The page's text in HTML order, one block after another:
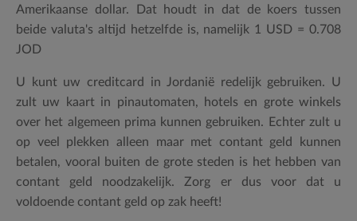
Amerikaanse dollar. Dat houdt in dat de koers tussen
beide valuta's altijd hetzelfde is, namelijk 1 USD = 0.708
JOD
U kunt uw creditcard in Jordanië redelijk gebruiken. U
zult uw kaart in pinautomaten, hotels en grote winkels
over het algemeen prima kunnen gebruiken. Echter zult u
op veel plekken alleen maar met contant geld kunnen
betalen, vooral buiten de grote steden is het hebben van
contant geld noodzakelijk. Zorg er dus voor dat u
voldoende contant geld op zak heeft!